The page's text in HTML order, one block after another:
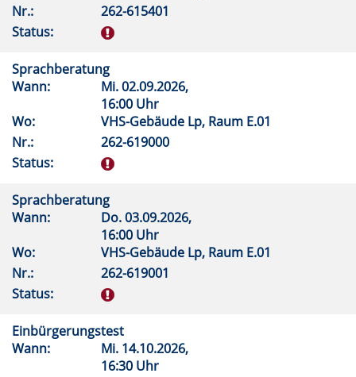
Nr.:
262-615401
Status:
Sprachberatung
Wann:
Mi.02.09.2026,
16:00 Uhr
Wo:
VHS-Gebäude Lp, Raum E.01
Nr.:
262-619000
Status:
Sprachberatung
Wann:
Do.03.09.2026,
16:00 Uhr
Wo:
VHS-Gebäude Lp, Raum E.01
Nr.:
262-619001
Status:
Einbürgerungstest
Wann:
Mi. 14.10.2026,
16:30 Uhr